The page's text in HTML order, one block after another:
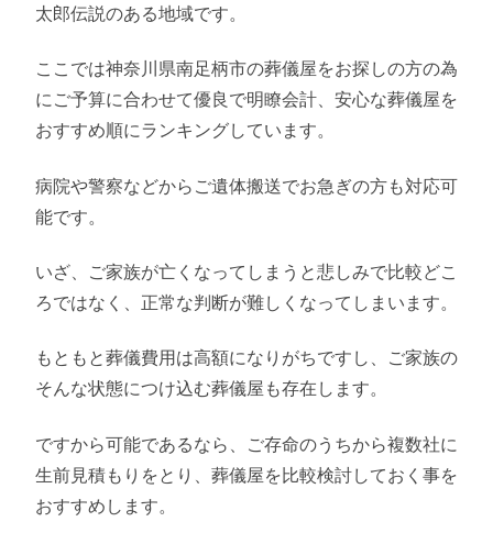
太郎伝説のある地域です。
ここでは神奈川県南足柄市の葬儀屋をお探しの方の為
にご予算に合わせて優良で明瞭会計、安心な葬儀屋を
おすすめ順にランキングしています。
病院や警察などからご遺体搬送でお急ぎの方も対応可
能です。
いざ、ご家族が亡くなってしまうと悲しみで比較どこ
ろではなく、正常な判断が難しくなってしまいます。
もともと葬儀費用は高額になりがちですし、ご家族の
そんな状態につけ込む葬儀屋も存在します。
ですから可能であるなら、ご存命のうちから複数社に
生前見積もりをとり、葬儀屋を比較検討しておく事を
おすすめします。